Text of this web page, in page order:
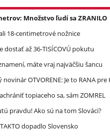
Množstvo ľudí sa ZRANILO
18-centimetrové nožnice
dostať až 36-TISÍCOVÚ pokutu
máte vraj najväčšiu šancu
OTVORENE: Je to RANA pre
topiaceho sa, sám ZOMREL
pravdu! Ako sú na tom Slováci?
dopadlo Slovensko